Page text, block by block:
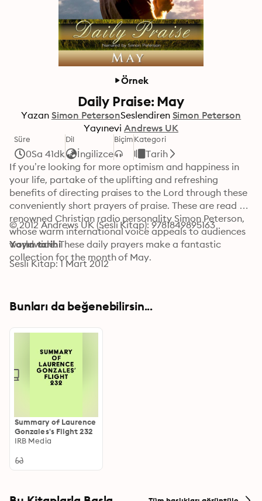
Örnek
Daily Praise: May
Yazan Simon PetersonSeslendiren Simon Peterson
Yayınevi Andrews UK
Süre
0Sa 41dk
Dil
İngilizce
BiçimKategori
Tarih
If you’re looking for more optimism and happiness in
your life, partake of the uplifting and refreshing
benefits of directing praises to the Lord through these
conveniently short prayers of praise. These are read by
renowned Christian radio personality Simon Peterson,
whose warm international voice appeals to audiences
worldwide. These daily prayers make a fantastic
collection for the month of May.
© 2012 Andrews UK (Sesli Kitap): 9781849895163
Yayın tarihi
Sesli Kitap: 1 Mart 2012
Bunları da beğenebilirsin...
Summary of Laurence
Gonzales's Flight 232
IRB Media